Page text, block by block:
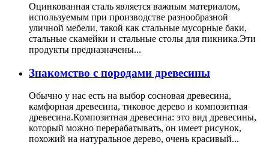
Оцинкованная сталь является важным материалом,
используемым при производстве разнообразной
уличной мебели, такой как стальные мусорные баки,
стальные скамейки и стальные столы для пикника.Эти
продукты предназначены...
Знакомство с породами древесины
Обычно у нас есть на выбор сосновая древесина,
камфорная древесина, тиковое дерево и композитная
древесина.Композитная древесина: это вид древесины,
который можно перерабатывать, он имеет рисунок,
похожий на натуральное дерево, очень красивый...